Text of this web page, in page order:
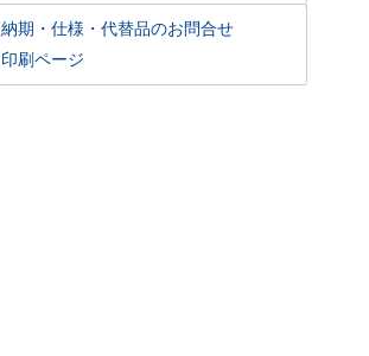
納期・仕様・代替品のお問合せ
印刷ページ